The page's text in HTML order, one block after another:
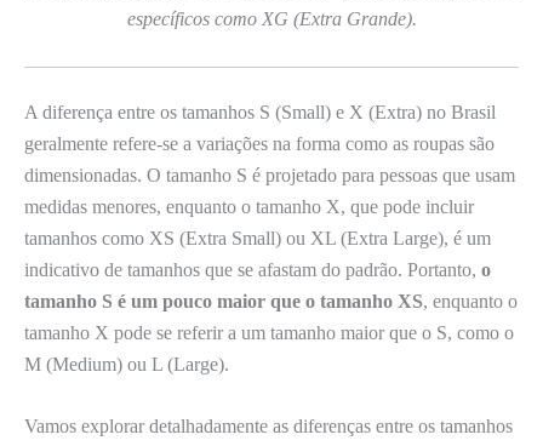
específicos como XG (Extra Grande).
A diferença entre os tamanhos S (Small) e X (Extra) no Brasil
geralmente refere-se a variações na forma como as roupas são
dimensionadas. O tamanho S é projetado para pessoas que usam
medidas menores, enquanto o tamanho X, que pode incluir
tamanhos como XS (Extra Small) ou XL (Extra Large), é um
indicativo de tamanhos que se afastam do padrão. Portanto, o
tamanho S é um pouco maior que o tamanho XS, enquanto o
tamanho X pode se referir a um tamanho maior que o S, como o
M (Medium) ou L (Large).
Vamos explorar detalhadamente as diferenças entre os tamanhos